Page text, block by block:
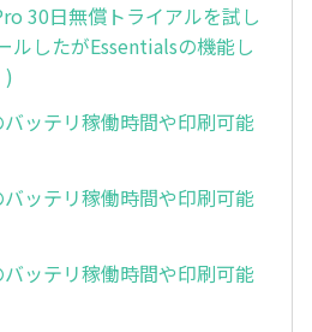
30日無償トライアルを試し
ルしたがEssentialsの機能し
ッテリ稼働時間や印刷可能
ッテリ稼働時間や印刷可能
ッテリ稼働時間や印刷可能